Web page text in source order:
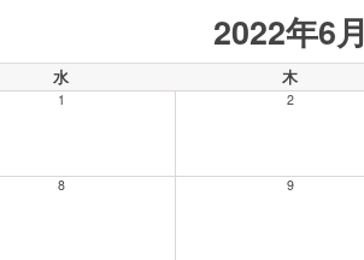
2022年6月
水 木
1 2
8 9